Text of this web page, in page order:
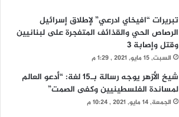
تبريرات “افيخاي ادرعي” لإطلاق إسرائيل
الرصاص الحي والقذائف المتفجرة على لبنانيين
وقتل وإصابة 3
السبت, 15 مايو, 2021 , 1:29 م
شيخ الأزهر يوجه رسالة بـ15 لغة: “أدعو العالم
لمساندة الفلسطينيين وكفى الصمت”
الجمعة, 14 مايو, 2021 , 10:24 م